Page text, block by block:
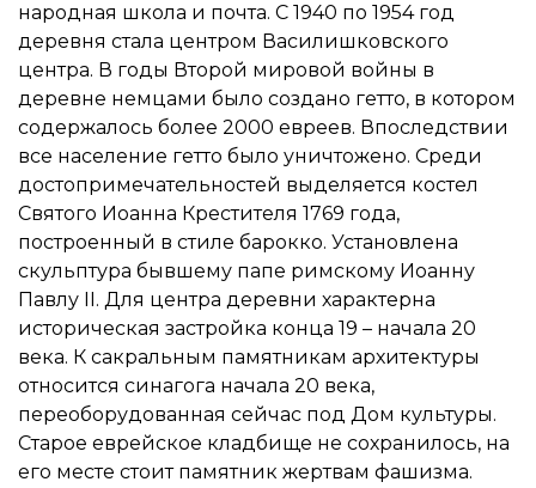
народная школа и почта. С 1940 по 1954 год
деревня стала центром Василишковского
центра. В годы Второй мировой войны в
деревне немцами было создано гетто, в котором
содержалось более 2000 евреев. Впоследствии
все население гетто было уничтожено. Среди
достопримечательностей выделяется костел
Святого Иоанна Крестителя 1769 года,
построенный в стиле барокко. Установлена
скульптура бывшему папе римскому Иоанну
Павлу II. Для центра деревни характерна
историческая застройка конца 19 – начала 20
века. К сакральным памятникам архитектуры
относится синагога начала 20 века,
переоборудованная сейчас под Дом культуры.
Старое еврейское кладбище не сохранилось, на
его месте стоит памятник жертвам фашизма.